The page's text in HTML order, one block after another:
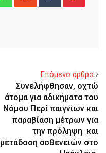
Επόμενο άρθρο
Συνελήφθησαν, οχτώ
άτομα για αδικήματα του
Νόμου Περί παιγνίων και
παραβίαση μέτρων για
την πρόληψη και
μετάδοση ασθενειών στο